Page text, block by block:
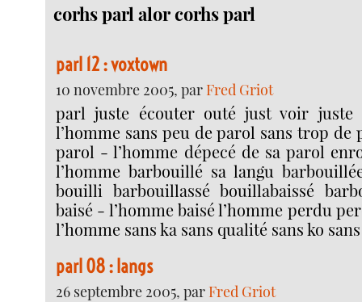
corhs parl alor corhs parl
parl 12 : voxtown
10 novembre 2005, par Fred Griot
parl juste écouter outé just voir juste
l’homme sans peu de parol sans trop de
parol - l’homme dépecé de sa parol
l’homme barbouillé sa langu
bouilli barbouillassé bouillabaissé
baisé - l’homme baisé l’homme perdu
l’homme sans ka sans qualité sans ko
parl 08 : langs
26 septembre 2005, par Fred Griot